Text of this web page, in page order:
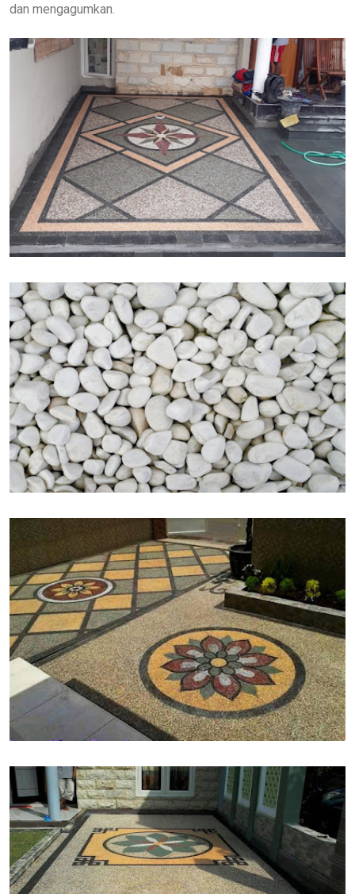
dan mengagumkan.